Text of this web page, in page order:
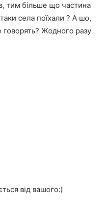
тим більше що частина
таки села поїхали ? А шо,
Жодного разу
від вашого:)